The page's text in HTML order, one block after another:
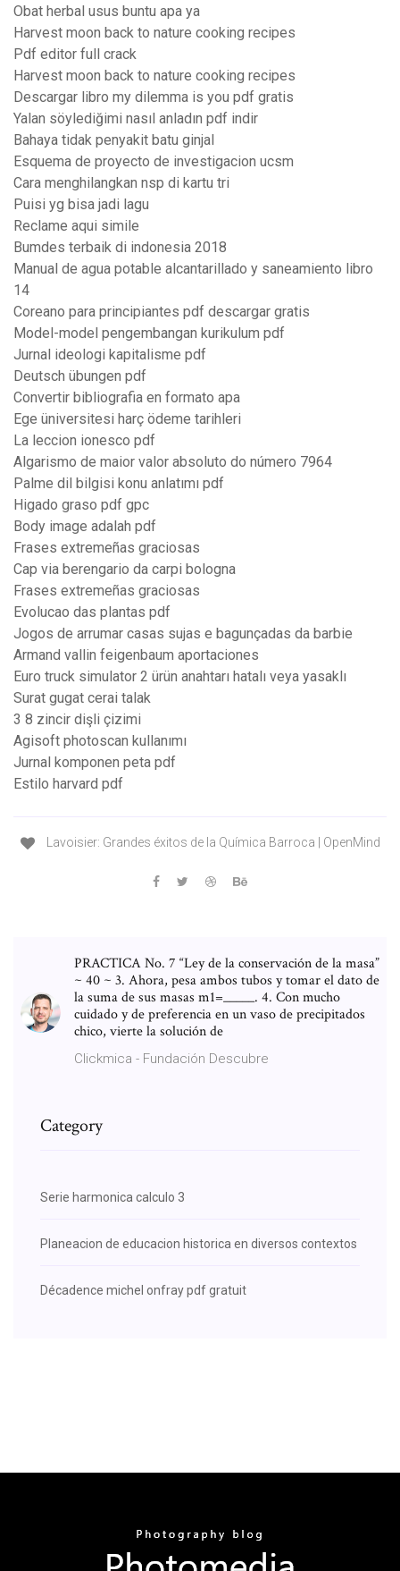
Obat herbal usus buntu apa ya
Harvest moon back to nature cooking recipes
Pdf editor full crack
Harvest moon back to nature cooking recipes
Descargar libro my dilemma is you pdf gratis
Yalan söylediğimi nasıl anladın pdf indir
Bahaya tidak penyakit batu ginjal
Esquema de proyecto de investigacion ucsm
Cara menghilangkan nsp di kartu tri
Puisi yg bisa jadi lagu
Reclame aqui simile
Bumdes terbaik di indonesia 2018
Manual de agua potable alcantarillado y saneamiento libro
14
Coreano para principiantes pdf descargar gratis
Model-model pengembangan kurikulum pdf
Jurnal ideologi kapitalisme pdf
Deutsch übungen pdf
Convertir bibliografia en formato apa
Ege üniversitesi harç ödeme tarihleri
La leccion ionesco pdf
Algarismo de maior valor absoluto do número 7964
Palme dil bilgisi konu anlatımı pdf
Higado graso pdf gpc
Body image adalah pdf
Frases extremeñas graciosas
Cap via berengario da carpi bologna
Frases extremeñas graciosas
Evolucao das plantas pdf
Jogos de arrumar casas sujas e bagunçadas da barbie
Armand vallin feigenbaum aportaciones
Euro truck simulator 2 ürün anahtarı hatalı veya yasaklı
Surat gugat cerai talak
3 8 zincir dişli çizimi
Agisoft photoscan kullanımı
Jurnal komponen peta pdf
Estilo harvard pdf
Lavoisier: Grandes éxitos de la Química Barroca | OpenMind
PRACTICA No. 7 “Ley de la conservación de la masa”
~ 40 ~ 3. Ahora, pesa ambos tubos y tomar el dato de
la suma de sus masas m1=_____. 4. Con mucho
cuidado y de preferencia en un vaso de precipitados
chico, vierte la solución de
Clickmica - Fundación Descubre
Category
Serie harmonica calculo 3
Planeacion de educacion historica en diversos contextos
Décadence michel onfray pdf gratuit